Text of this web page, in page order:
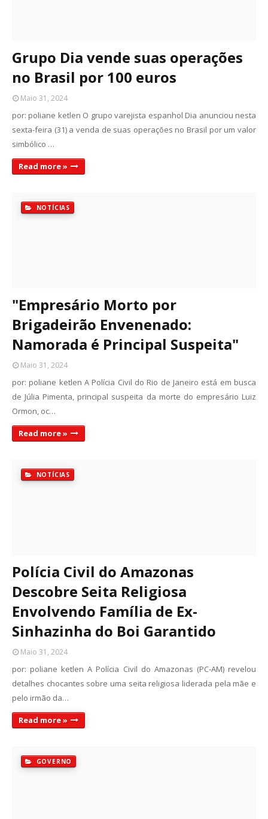
Grupo Dia vende suas operações
no Brasil por 100 euros
Maio 31, 2024
por: poliane ketlen O grupo varejista espanhol Dia anunciou nesta
sexta-feira (31) a venda de suas operações no Brasil por um valor
simbólico …
Read more »
NOTÍCIAS
"Empresário Morto por
Brigadeirão Envenenado:
Namorada é Principal Suspeita"
Maio 31, 2024
por: poliane ketlen A Polícia Civil do Rio de Janeiro está em busca
de Júlia Pimenta, principal suspeita da morte do empresário Luiz
Ormon, oc…
Read more »
NOTÍCIAS
Polícia Civil do Amazonas
Descobre Seita Religiosa
Envolvendo Família de Ex-
Sinhazinha do Boi Garantido
Maio 31, 2024
por: poliane ketlen A Polícia Civil do Amazonas (PC-AM) revelou
detalhes chocantes sobre uma seita religiosa liderada pela mãe e
pelo irmão da…
Read more »
GOVERNO